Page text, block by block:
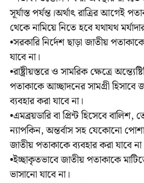
সূর্যাস্ত পর্যন্ত।অর্থাৎ রাত্রির আগেই
থেকে নামিয়ে নিতে হবে যথাযথ
•সরকারি নির্দেশ ছাড়া জাতীয়
যাবে না।
•রাষ্ট্রীয়স্তরে ও সামরিক ক্ষেত্রে
পতাকাকে আচ্ছাদনের সামগ্রী হিসাবে
ব্যবহার করা যাবে না।
•এমব্রয়ডারি বা প্রিন্ট হিসেবে
ন্যাপকিন, অন্তর্বাস সহ যেকোনো
জাতীয় পতাকাকে ব্যবহার করা যাবে
•ইচ্ছাকৃতভাবে জাতীয় পতাকাকে
ভাসানো যাবে না।